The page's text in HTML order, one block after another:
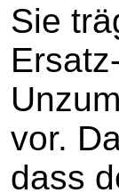
Sie
vor.
dass